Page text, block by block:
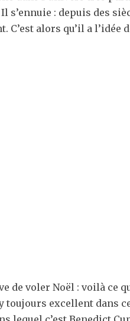
: depuis des
alors qu’il a l’idée
de voler Noël : voilà ce
toujours excellent dans